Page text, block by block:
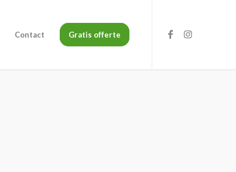
Contact Gratis offerte